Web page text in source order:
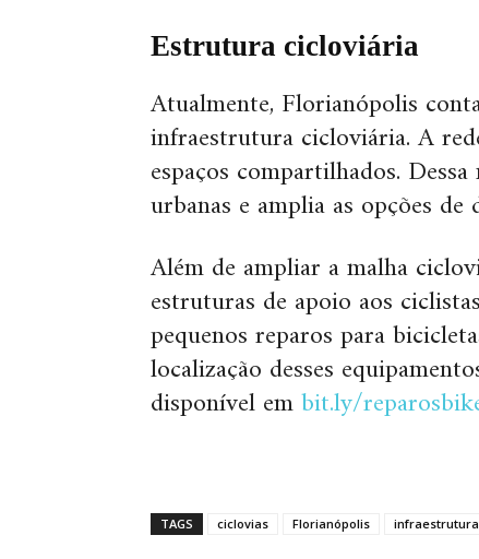
Estrutura cicloviária
Atualmente, Florianópolis
infraestrutura cicloviária. A
espaços compartilhados.
urbanas e amplia as opções de
Além de ampliar a malha
estruturas de apoio aos
pequenos reparos para
localização desses
disponível embit.ly/
TAGS ciclovias Florianópolis infraestrutura